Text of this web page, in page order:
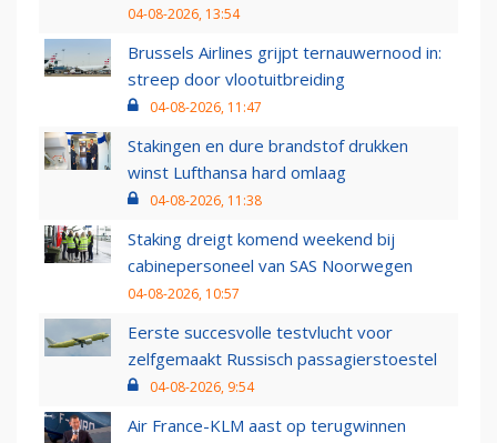
04-08-2026, 13:54
Brussels Airlines grijpt ternauwernood in:
streep door vlootuitbreiding
04-08-2026, 11:47
Stakingen en dure brandstof drukken
winst Lufthansa hard omlaag
04-08-2026, 11:38
Staking dreigt komend weekend bij
cabinepersoneel van SAS Noorwegen
04-08-2026, 10:57
Eerste succesvolle testvlucht voor
zelfgemaakt Russisch passagierstoestel
04-08-2026, 9:54
Air France-KLM aast op terugwinnen